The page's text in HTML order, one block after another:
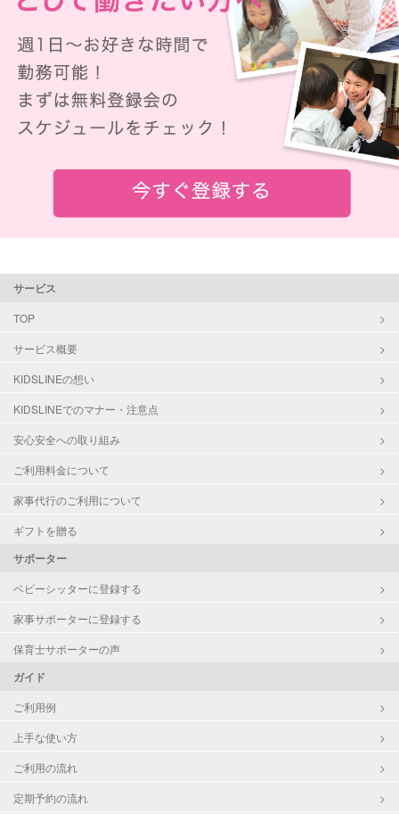
サービス
TOP
サービス概要
KIDSLINEの想い
KIDSLINEでのマナー・注意点
安心安全への取り組み
ご利用料金について
家事代行のご利用について
ギフトを贈る
サポーター
ベビーシッターに登録する
家事サポーターに登録する
保育士サポーターの声
ガイド
ご利用例
上手な使い方
ご利用の流れ
定期予約の流れ